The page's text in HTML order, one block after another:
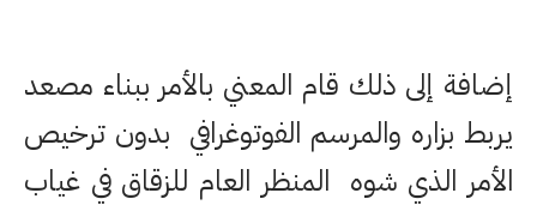
إضافة إلى ذلك قام المعني بالأمر ببناء مصعد
يربط بزاره والمرسم الفوتوغرافي بدون ترخيص
الأمر الذي شوه المنظر العام للزقاق في غياب